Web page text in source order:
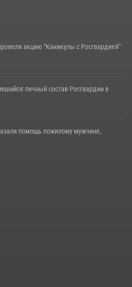
акцию "Каникулы с Росгвардией"
личный состав Росгвардии в
помощь пожилому мужчине,